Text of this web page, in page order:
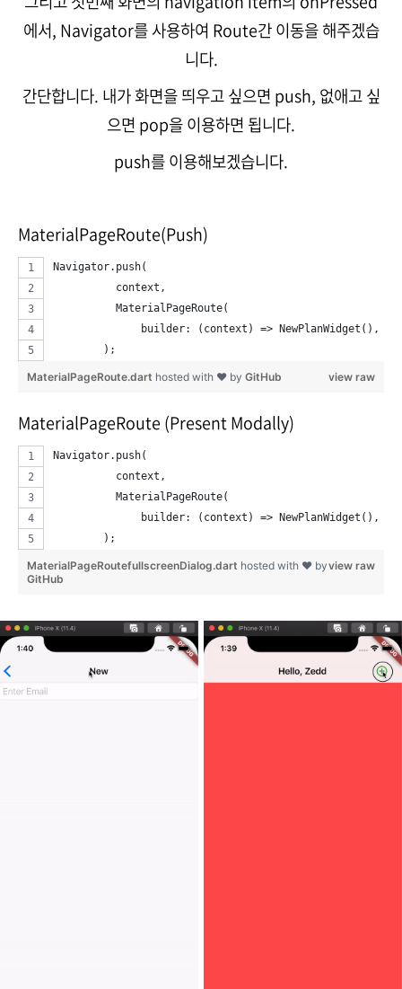
에서, Navigator를 사용하여 Route간 이동을 해주겠습
니다.
간단합니다. 내가 화면을 띄우고 싶으면 push, 없애고 싶
으면 pop을 이용하면 됩니다.
push를 이용해보겠습니다.
MaterialPageRoute(Push)
Navigator.push(
          context,
          MaterialPageRoute(
              builder: (context) => NewPlanWidget(),
        );
view raw
MaterialPageRoute.dart hosted with ❤ by GitHub
MaterialPageRoute (Present Modally)
Navigator.push(
          context,
          MaterialPageRoute(
builder: (context) => NewPlanWidget(),
        );
view raw
MaterialPageRoutefullscreenDialog.dart hosted with ❤ by
GitHub